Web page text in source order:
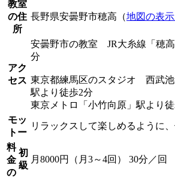
教室
の住
所
長野県安曇野市穂高（地図の表示
アク
セス
安曇野市の教室 JR大糸線「穂
分
東京都練馬区のスタジオ 西武池
駅より徒歩2分
東京メトロ「小竹向原」駅より
モッ
トー
リラックスして楽しめるように、
料
金
の
初
級
月8000円（月3～4回） 30分／回